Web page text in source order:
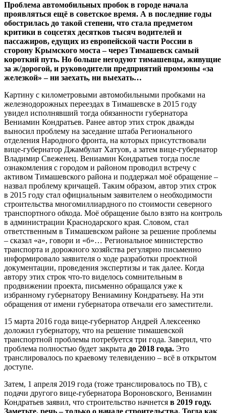
Проблема автомобильных пробок в городе начала
проявляться ещё в советское время. А в последние годы
обострилась до такой степени, что стала предметом
критики в соцсетях десятков тысяч водителей и
пассажиров, едущих из европейской части России в
сторону Крымского моста – через Тимашевск самый
короткий путь. Но больше негодуют тимашевцы, живущие
за ж/дорогой, и руководители предприятий промзоны «за
железкой» – ни заехать, ни выехать…
Картину с километровыми автомобильными пробками на
железнодорожных переездах в Тимашевске в 2015 году
увидел исполнявший тогда обязанности губернатора
Вениамин Кондратьев. Ранее автор этих строк дважды
выносил проблему на заседание штаба Регионального
отделения Народного фронта, на которых присутствовали
вице-губернатор Джамбулат Хатуов, а затем вице-губернатор
Владимир Свеженец. Вениамин Кондратьев тогда после
ознакомления с городом и районом проводил встречу с
активом Тимашевского района и поддержал моё обращение –
назвал проблему кричащей. Таким образом, автор этих строк
в 2015 году стал официальным заявителем о необходимости
строительства многомиллиардного по стоимости северного
транспортного обхода. Моё обращение было взято на контроль
в администрации Краснодарского края. Словом, стал
ответственным в Тимашевском районе за решение проблемы
– сказал «а», говори и «б»… Региональное министерство
транспорта и дорожного хозяйства регулярно письменно
информировало заявителя о ходе разработки проектной
документации, проведения экспертизы и так далее. Когда
автору этих строк что-то виделось сомнительным в
продвижении проекта, письменно обращался уже к
избранному губернатору Вениамину Кондратьеву. На эти
обращения от имени губернатора отвечали его заместители.
15 марта 2016 года вице-губернатор Андрей Алексеенко
доложил губернатору, что на решение тимашевской
транспортной проблемы потребуется три года. Заверил, что
проблема полностью будет закрыта до 2018 года. Это
транслировалось по краевому телевидению – всё в открытом
доступе.
Затем, 1 апреля 2019 года (тоже транслировалось по ТВ), с
подачи другого вице-губернатора Вороновского, Вениамин
Кондратьев заявил, что строительство начнется в 2019 году.